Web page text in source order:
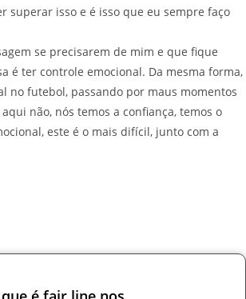
superar isso e é isso que eu sempre faço
se precisarem de mim e que fique
é ter controle emocional. Da mesma forma,
no futebol, passando por maus momentos
não, nós temos a confiança, temos o
este é o mais difícil, junto com a